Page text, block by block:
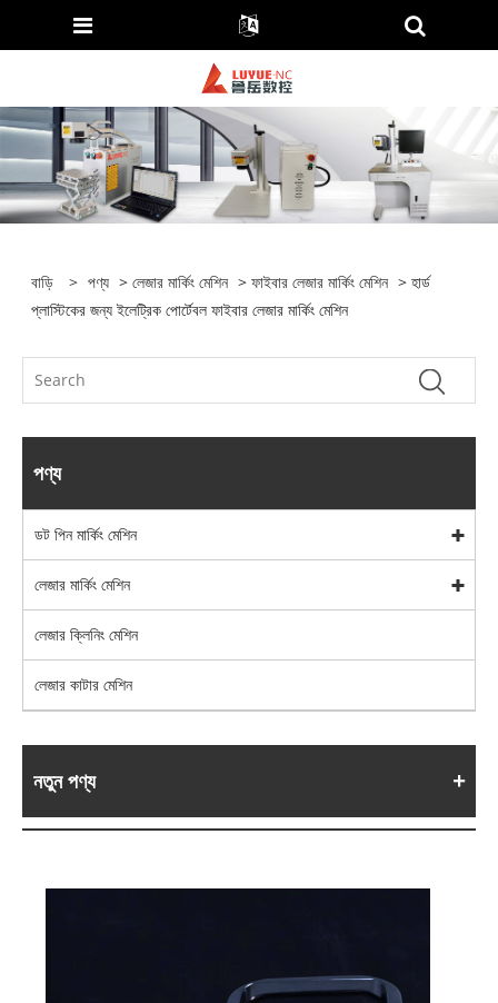
বাড়ি > পণ্য >লেজার মার্কিং মেশিন >ফাইবার লেজার মার্কিং মেশিন > হার্ড
প্লাস্টিকের জন্য ইলেট্রিক পোর্টেবল ফাইবার লেজার মার্কিং মেশিন
পণ্য
ডট পিন মার্কিং মেশিন
লেজার মার্কিং মেশিন
লেজার ক্লিনিং মেশিন
লেজার কাটার মেশিন
নতুন পণ্য